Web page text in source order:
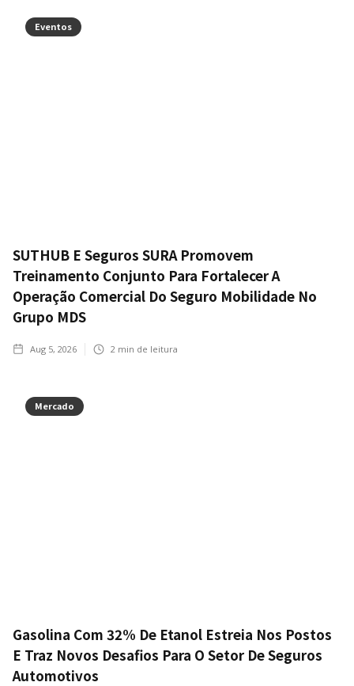
Eventos
SUTHUB E Seguros SURA Promovem
Treinamento Conjunto Para Fortalecer A
Operação Comercial Do Seguro Mobilidade No
Grupo MDS
Aug 5, 2026 2 min de leitura
Mercado
Gasolina Com 32% De Etanol Estreia Nos Postos
E Traz Novos Desafios Para O Setor De Seguros
Automotivos